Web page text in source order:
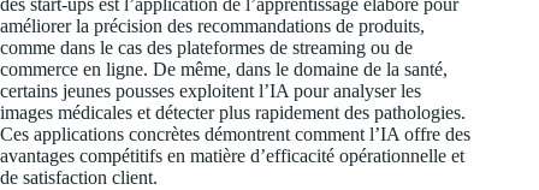
des start-ups est l’application de l’apprentissage élaboré pour
améliorer la précision des recommandations de produits,
comme dans le cas des plateformes de streaming ou de
commerce en ligne. De même, dans le domaine de la santé,
certains jeunes pousses exploitent l’IA pour analyser les
images médicales et détecter plus rapidement des pathologies.
Ces applications concrètes démontrent comment l’IA offre des
avantages compétitifs en matière d’efficacité opérationnelle et
de satisfaction client.